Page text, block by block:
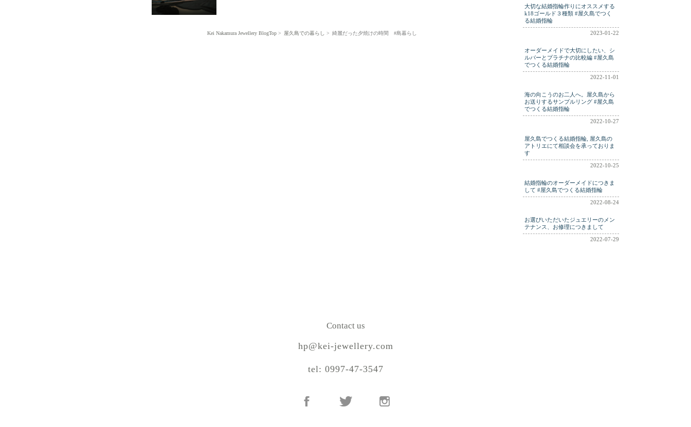
Kei Nakamura Jewellery BlogTop 屋久島での暮らし 綺麗だった夕焼けの時間 #島暮らし
大切な結婚指輪作りにオススメする
k18ゴールド３種類 #屋久島でつく
る結婚指輪
2023-01-22
オーダーメイドで大切にしたい、シ
ルバーとプラチナの比較編 #屋久島
でつくる結婚指輪
2022-11-01
海の向こうのお二人へ。屋久島から
お送りするサンプルリング #屋久島
でつくる結婚指輪
2022-10-27
屋久島でつくる結婚指輪, 屋久島の
アトリエにて相談会を承っておりま
す
2022-10-25
結婚指輪のオーダーメイドにつきま
して #屋久島でつくる結婚指輪
2022-08-24
お選びいただいたジュエリーのメン
テナンス、お修理につきまして
2022-07-29
Contact us
hp@kei-jewellery.com
tel: 0997-47-3547